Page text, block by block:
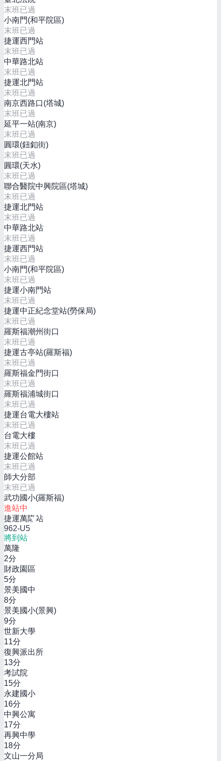
末班已過
小南門(和平院區)
末班已過
捷運西門站
末班已過
中華路北站
末班已過
捷運北門站
末班已過
南京西路口(塔城)
末班已過
延平一站(南京)
末班已過
圓環(鈕釦街)
末班已過
圓環(天水)
末班已過
聯合醫院中興院區(塔城)
末班已過
捷運北門站
末班已過
中華路北站
末班已過
捷運西門站
末班已過
小南門(和平院區)
末班已過
捷運小南門站
末班已過
捷運中正紀念堂站(勞保局)
末班已過
羅斯福潮州街口
末班已過
捷運古亭站(羅斯福)
末班已過
羅斯福金門街口
末班已過
羅斯福浦城街口
末班已過
捷運台電大樓站
末班已過
台電大樓
末班已過
捷運公館站
末班已過
師大分部
末班已過
武功國小(羅斯福)
進站中
捷運萬隆站
962-U5
將到站
萬隆
2分
財政園區
5分
景美國中
8分
景美國小(景興)
9分
世新大學
11分
復興派出所
13分
考試院
15分
永建國小
16分
中興公寓
17分
再興中學
18分
文山一分局